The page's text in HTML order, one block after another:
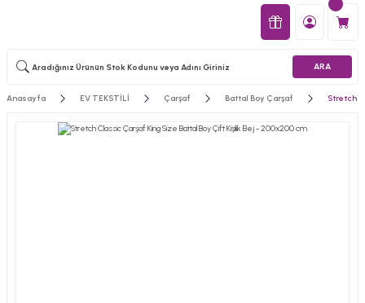
ARA
Anasayfa EV TEKSTİLİ Çarşaf Battal Boy Çarşaf Stretch